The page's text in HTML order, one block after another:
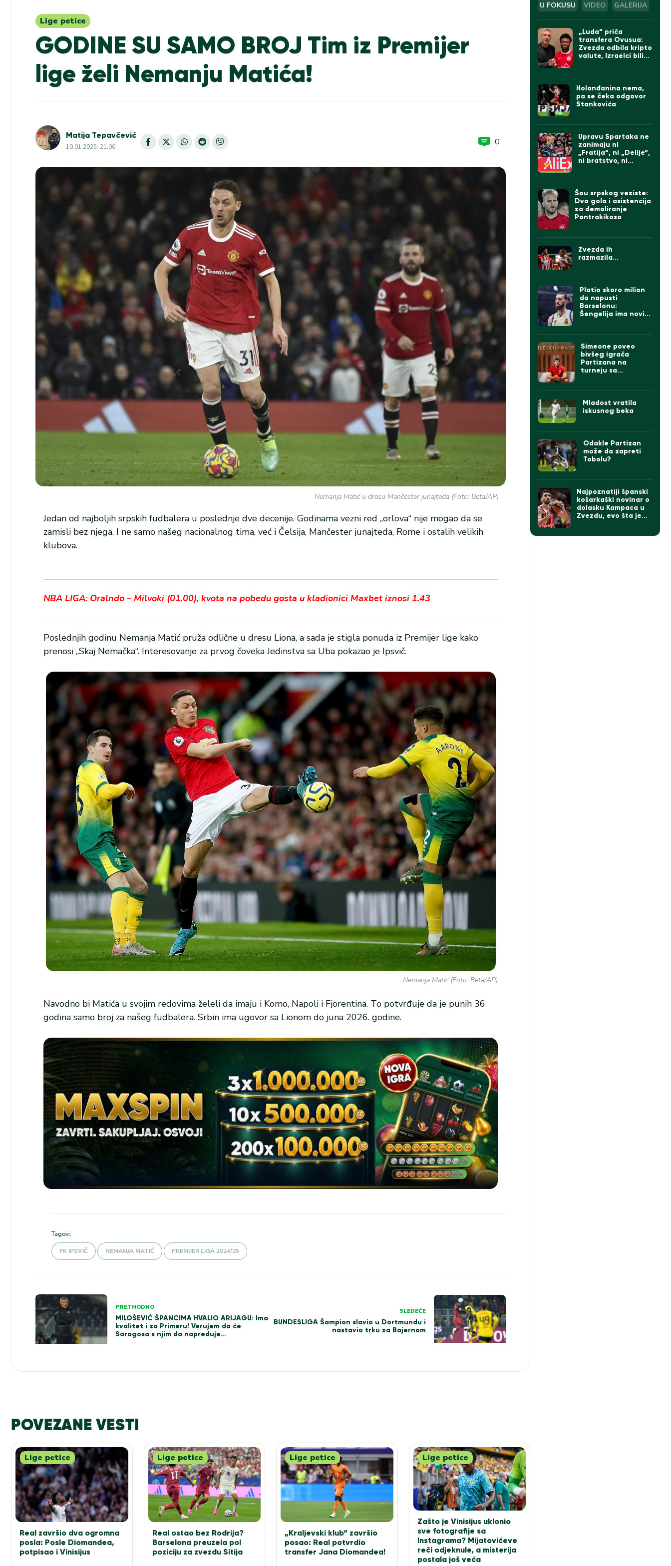
Lige petice
GODINE SU SAMO BROJ Tim iz Premijer
lige želi Nemanju Matića!
Matija Tepavčević
10.01.2025. 21:06 0
Nemanja Matić u dresu Mančester junajteda (Foto: Beta/AP)
Jedan od najboljih srpskih fudbalera u poslednje dve decenije. Godinama vezni red „orlova“ nije mogao da se
zamisli bez njega. I ne samo našeg nacionalnog tima, već i Čelsija, Mančester junajteda, Rome i ostalih velikih
klubova.
NBA LIGA: Oralndo – Milvoki (01.00), kvota na pobedu gosta u kladionici Maxbet iznosi 1.43
Poslednjih godinu Nemanja Matić pruža odlične u dresu Liona, a sada je stigla ponuda iz Premijer lige kako
prenosi „Skaj Nemačka“. Interesovanje za prvog čoveka Jedinstva sa Uba pokazao je Ipsvič.
Nemanja Matić (Foto: Beta/AP)
Navodno bi Matića u svojim redovima želeli da imaju i Komo, Napoli i Fjorentina. To potvrđuje da je punih 36
godina samo broj za našeg fudbalera. Srbin ima ugovor sa Lionom do juna 2026. godine.
Tagovi:
FK IPSVIČ NEMANJA MATIĆ PREMIJER LIGA 2024/25
Kretanje
članka
PRETHODNO
MILOŠEVIĆ ŠPANCIMA HVALIO ARIJAGU: Ima
kvalitet i za Primeru! Verujem da će
Saragosa s njim da napreduje…
SLEDEĆE
BUNDESLIGA Šampion slavio u Dortmundu i
nastavio trku za Bajernom
POVEZANE VESTI
Lige petice
Real završio dva ogromna
posla: Posle Diomandea,
potpisao i Vinisijus
Lige petice
Real ostao bez Rodrija?
Barselona preuzela pol
poziciju za zvezdu Sitija
Lige petice
„Kraljevski klub“ završio
posao: Real potvrdio
transfer Jana Diomandea!
Lige petice
Zašto je Vinisijus uklonio
sve fotografije sa
Instagrama? Mijatovićeve
reči odjeknule, a misterija
postala još veća
U FOKUSU VIDEO GALERIJA
„Luda“ priča
transfera Ovusua:
Zvezda odbila kripto
valute, Izraelci bili
Holanđanina nema,
pa se čeka odgovor
Stankovića
Upravu Spartaka ne
zanimaju ni
„Fratija“, ni „Delije“,
ni bratstvo, ni
komadanta UČK
(FOTO)
Šou srpskog veziste:
Dva gola i asistencija
za demoliranje
Pantrakikosa
Zvezda ih
razmazila…
Platio skoro milion
da napusti
Barselonu:
Šengelija ima novi
Simeone poveo
bivšeg igrača
Partizana na
turneju sa
Mladost vratila
iskusnog beka
Odakle Partizan
može da zapreti
Tobolu?
Najpoznatiji španski
košarkaški novinar o
dolasku Kampaca u
Zvezdu, evo šta je